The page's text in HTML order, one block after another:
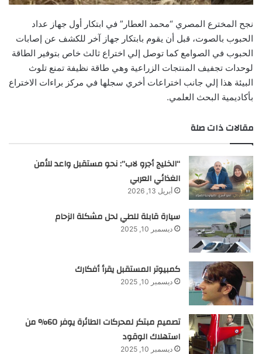
نجح المخترع المصري “محمد العطار” في ابتكار أول جهاز عداد
الحبوب بالصوت، قبل أن يقوم بابتكار جهاز آخر للكشف عن إصابات
الحبوب في الصوامع كما توصل إلي اختراع ثالث خاص بتوفير الطاقة
لوحدات تجفيف المنتجات الزراعية وهي طاقة نظيفة تمنع تلوث
البيئة هذا إلي جانب اختراعات أخري سجلها في مركز براءات الاختراع
بأكاديمية البحث العلمي.
مقالات ذات صلة
“الخليج أجرو لاب”: نحو مستقبل واعد للأمن
الغذائي العربي
أبريل 13, 2026
سيارة قابلة للطي لحل مشكلة الزحام
ديسمبر 10, 2025
كمبيوتر المستقبل يقرأ أفكارك
ديسمبر 10, 2025
تصميم مبتكر لمحركات الطائرة يوفر 60% من
استهلاك الوقود
ديسمبر 10, 2025